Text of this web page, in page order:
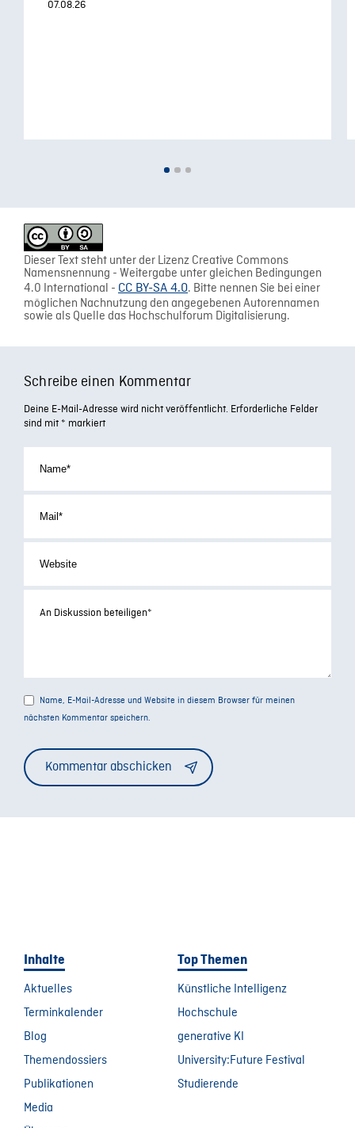
07.08.26
Dieser Text steht unter der Lizenz Creative Commons
Namensnennung - Weitergabe unter gleichen Bedingungen
4.0 International - CC BY-SA 4.0. Bitte nennen Sie bei einer
möglichen Nachnutzung den angegebenen Autorennamen
sowie als Quelle das Hochschulforum Digitalisierung.
Schreibe einen Kommentar
Deine E-Mail-Adresse wird nicht veröffentlicht. Erforderliche Felder
sind mit * markiert
Name, E-Mail-Adresse und Website in diesem Browser für meinen
nächsten Kommentar speichern.
Inhalte
Aktuelles
Terminkalender
Blog
Themendossiers
Publikationen
Media
Top Themen
Künstliche Intelligenz
Hochschule
generative KI
University:Future Festival
Studierende